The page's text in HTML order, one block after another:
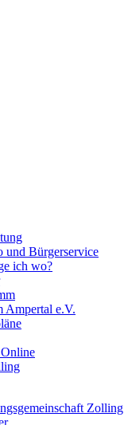
und Bürgerservice
ich wo?
Ampertal e.V.
Zolling